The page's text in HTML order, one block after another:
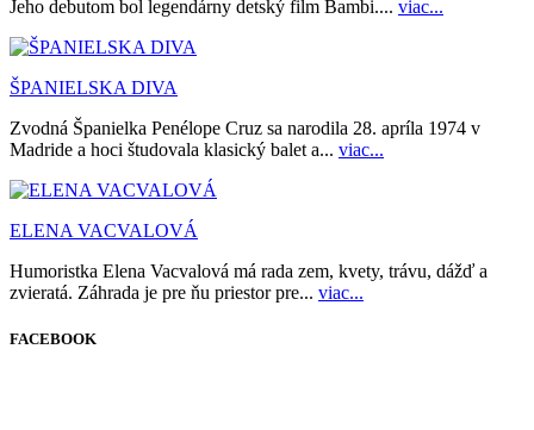
Jeho debutom bol legendárny detský film Bambi.... viac...
ŠPANIELSKA DIVA
Zvodná Španielka Penélope Cruz sa narodila 28. apríla 1974 v
Madride a hoci študovala klasický balet a... viac...
ELENA VACVALOVÁ
Humoristka Elena Vacvalová má rada zem, kvety, trávu, dážď a
zvieratá. Záhrada je pre ňu priestor pre... viac...
FACEBOOK